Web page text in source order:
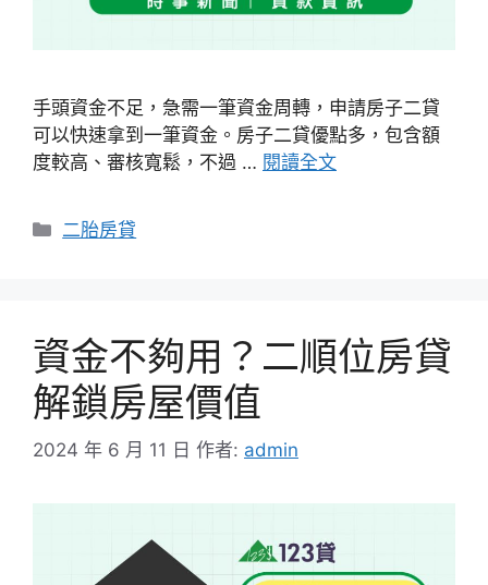
手頭資金不足，急需一筆資金周轉，申請房子二貸
可以快速拿到一筆資金。房子二貸優點多，包含額
度較高、審核寬鬆，不過 … 閱讀全文
分
二胎房貸
資金不夠用？二順位房貸
解鎖房屋價值
2024 年 6 月 11 日 作者: admin